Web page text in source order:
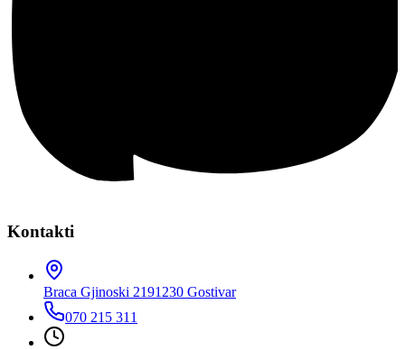
Kontakti
Braca Gjinoski 2191230 Gostivar
070 215 311